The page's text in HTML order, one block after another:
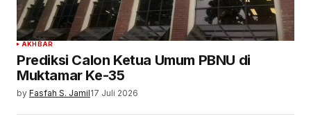
AKHBAR
Prediksi Calon Ketua Umum PBNU di
Muktamar Ke-35
by Fasfah S. Jamil17 Juli 2026